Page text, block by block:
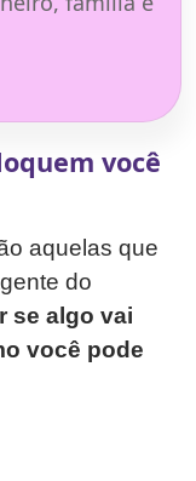
você
aquelas que
do
se algo vai
você pode